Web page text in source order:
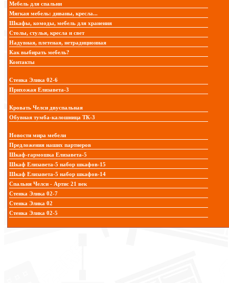
Мебель для спальни
Мягкая мебель: диваны, кресла...
Шкафы, комоды, мебель для хранения
Столы, стулья, кресла и свет
Надувная, плетеная, нетрадиционная
Как выбирать мебель?
Контакты
Стенка Элика 02-6
Прихожая Елизавета-3
Кровать Челси двуспальная
Обувная тумба-калошница ТК-3
Новости мира мебели
Предложения наших партнеров
Шкаф-гармошка Елизавета-5
Шкаф Елизавета-5 набор шкафов-15
Шкаф Елизавета-5 набор шкафов-14
Спальня Челси - Артис 21 век
Стенка Элика 02-7
Стенка Элика 02
Стенка Элика 02-5